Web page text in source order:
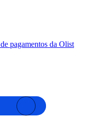
pagamentos da Olist